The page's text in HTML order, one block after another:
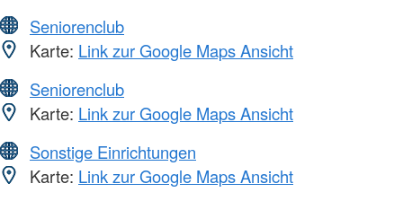
Seniorenclub
Karte: Link zur Google Maps Ansicht
Seniorenclub
Karte: Link zur Google Maps Ansicht
Sonstige Einrichtungen
Karte: Link zur Google Maps Ansicht